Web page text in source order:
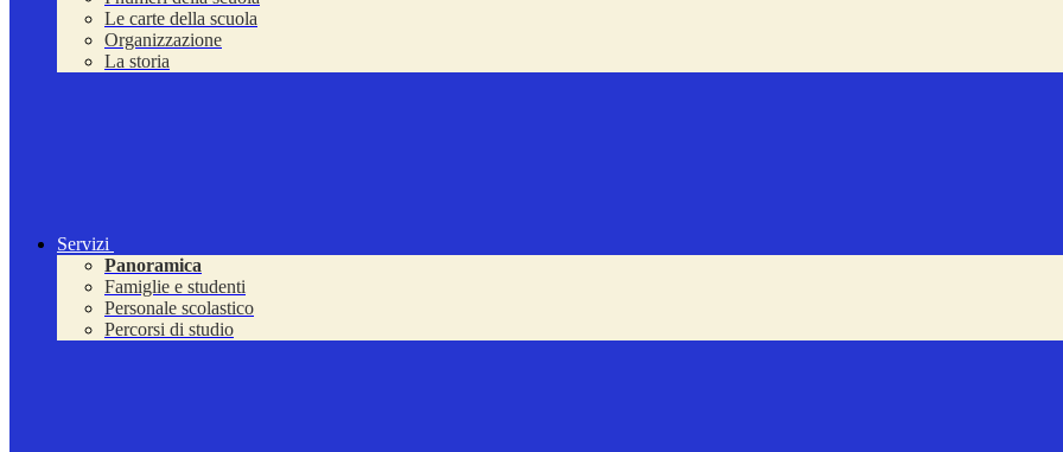
Le carte della scuola
Organizzazione
La storia
Servizi
Panoramica
Famiglie e studenti
Personale scolastico
Percorsi di studio